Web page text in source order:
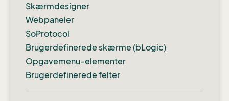
Skærmdesigner
Webpaneler
SoProtocol
Brugerdefinerede skærme (bLogic)
Opgavemenu-elementer
Brugerdefinerede felter